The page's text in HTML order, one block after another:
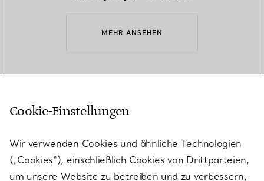
MEHR ANSEHEN
Cookie-Einstellungen
Wir verwenden Cookies und ähnliche Technologien
(„Cookies“), einschließlich Cookies von Drittparteien,
um unsere Website zu betreiben und zu verbessern,